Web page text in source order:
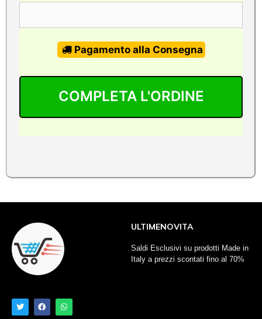
Pagamento alla Consegna
ULTIMENOVITA
Saldi Esclusivi su prodotti Made in
Italy a prezzi scontati fino al 70%